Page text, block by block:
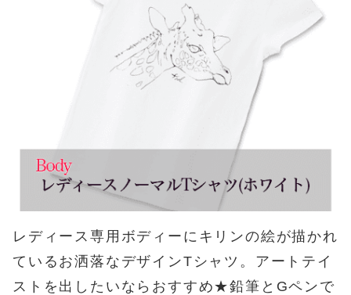
レディース専用ボディーにキリンの絵が描かれ
ているお洒落なデザインTシャツ。アートテイ
ストを出したいならおすすめ★鉛筆とGペンで